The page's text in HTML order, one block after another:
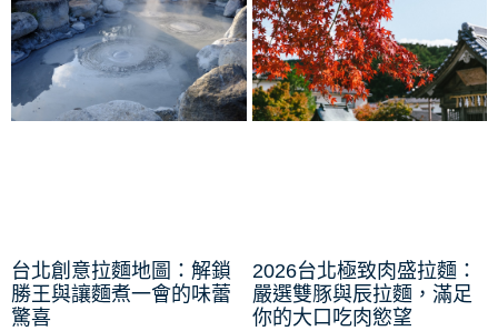
台北創意拉麵地圖：解鎖
勝王與讓麵煮一會的味蕾
驚喜
2026台北極致肉盛拉麵：
嚴選雙豚與辰拉麵，滿足
你的大口吃肉慾望